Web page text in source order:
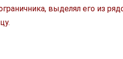
выделял его из